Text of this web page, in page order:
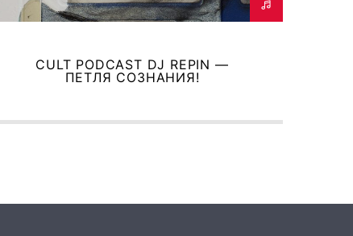
CULT PODCAST DJ REPIN —
ПЕТЛЯ СОЗНАНИЯ!